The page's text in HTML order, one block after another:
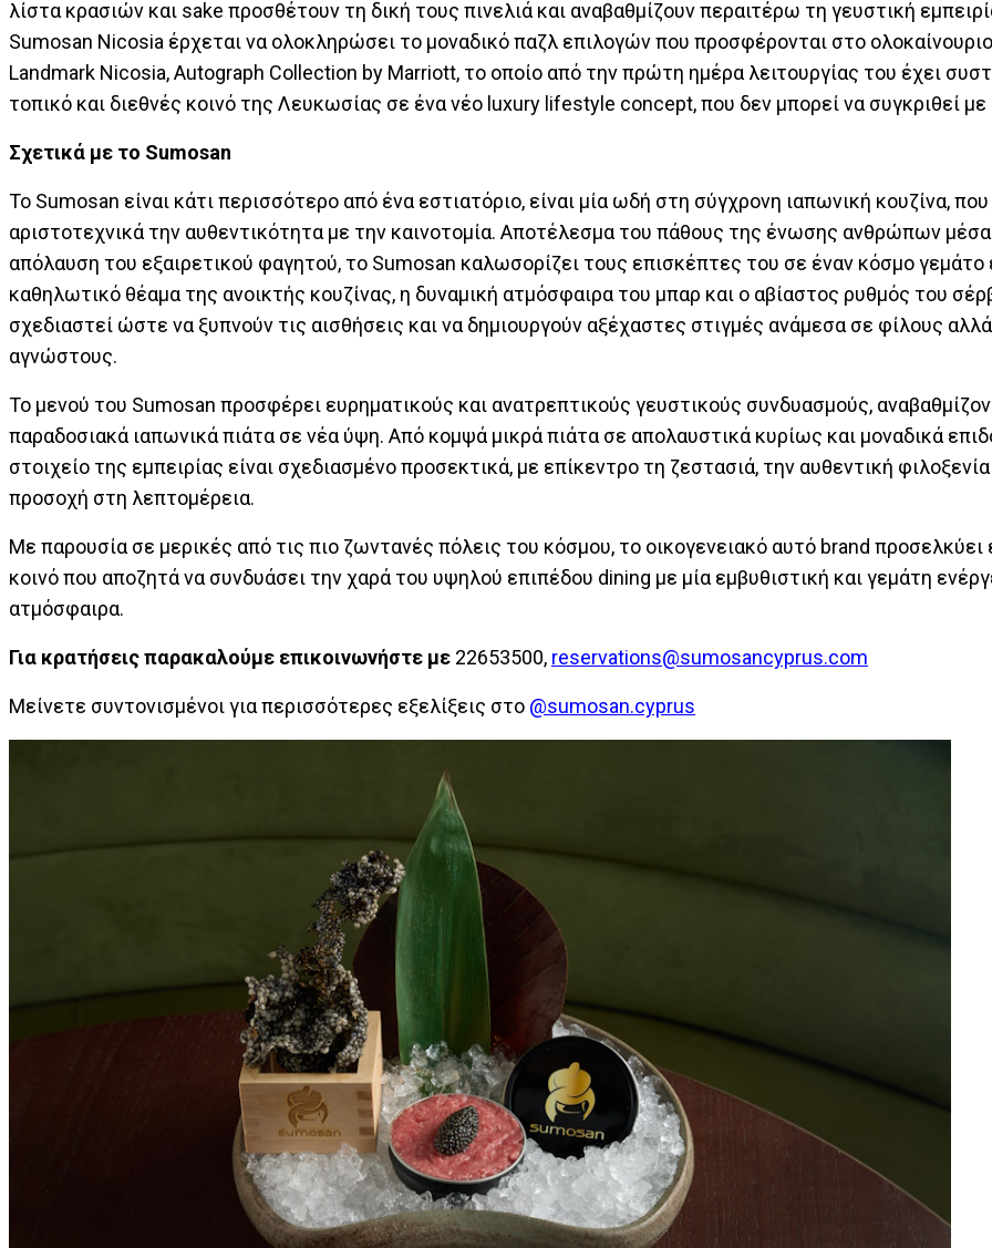
λίστα κρασιών και sake προσθέτουν τη δική τους πινελιά και αναβαθμίζουν περαιτέρω τη γευστική
Sumosan Nicosia έρχεται να ολοκληρώσει το μοναδικό παζλ επιλογών που προσφέρονται στο
Landmark Nicosia, Autograph Collection by Marriott, το οποίο από την πρώτη ημέρα λειτουργίας του έχει
τοπικό και διεθνές κοινό της Λευκωσίας σε ένα νέο luxury lifestyle concept, που δεν μπορεί να συγκριθεί με
Σχετικά με το Sumosan
Το Sumosan είναι κάτι περισσότερο από ένα εστιατόριο, είναι μία ωδή στη σύγχρονη ιαπωνική κουζίνα,
αριστοτεχνικά την αυθεντικότητα με την καινοτομία. Αποτέλεσμα του πάθους της ένωσης ανθρώπων μέσα
απόλαυση του εξαιρετικού φαγητού, το Sumosan καλωσορίζει τους επισκέπτες του σε έναν κόσμο γεμάτο
καθηλωτικό θέαμα της ανοικτής κουζίνας, η δυναμική ατμόσφαιρα του μπαρ και ο αβίαστος ρυθμός του
σχεδιαστεί ώστε να ξυπνούν τις αισθήσεις και να δημιουργούν αξέχαστες στιγμές ανάμεσα σε φίλους
αγνώστους.
Το μενού του Sumosan προσφέρει ευρηματικούς και ανατρεπτικούς γευστικούς συνδυασμούς,
παραδοσιακά ιαπωνικά πιάτα σε νέα ύψη. Από κομψά μικρά πιάτα σε απολαυστικά κυρίως και μοναδικά
στοιχείο της εμπειρίας είναι σχεδιασμένο προσεκτικά, με επίκεντρο τη ζεστασιά, την αυθεντική
προσοχή στη λεπτομέρεια.
Με παρουσία σε μερικές από τις πιο ζωντανές πόλεις του κόσμου, το οικογενειακό αυτό brand προσελκύει
κοινό που αποζητά να συνδυάσει την χαρά του υψηλού επιπέδου dining με μία εμβυθιστική και γεμάτη
ατμόσφαιρα.
Για κρατήσεις παρακαλούμε επικοινωνήστε με 22653500, reservations@sumosancyprus.com
Μείνετε συντονισμένοι για περισσότερες εξελίξεις στο @sumosan.cyprus